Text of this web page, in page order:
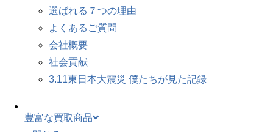
選ばれる７つの理由
よくあるご質問
会社概要
社会貢献
3.11東日本大震災 僕たちが見た記録
豊富な買取商品